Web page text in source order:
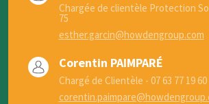
Chargée de clientèle Protection
75
esther.garcin@howdengroup.com
Corentin PAIMPARÉ
Chargé de Clientèle - 07 63 77 19 60